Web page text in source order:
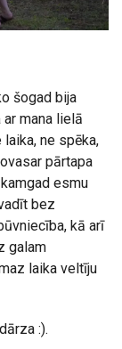
šogad bija
mana lielā
ne spēka,
pārtapa
esmu
bez
kā arī
galam
laika veltīju
:).